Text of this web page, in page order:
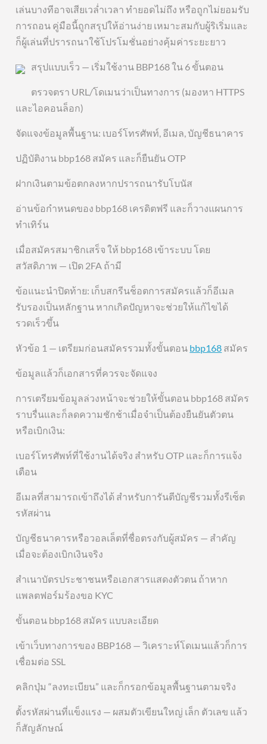
เล่นบางทีอาจเสียเวล่ำเวลา ทำยอดไม่ถึง หรือถูกไม่ยอมรับ
การถอน คู่มือนี้ถูกสรุปให้อ่านง่าย เหมาะสมกับผู้ริเริ่มและ
ก็ผู้เล่นที่ปรารถนาใช้โปรโมชั่นอย่างคุ้มค่าระยะยาว
สรุปแบบเร็ว — เริ่มใช้งาน BBP168 ใน 6 ขั้นตอน
ตรวจตรา URL/โดเมนว่าเป็นทางการ (มองหา HTTPS
และไอคอนล็อก)
จัดแจงข้อมูลพื้นฐาน: เบอร์โทรศัพท์, อีเมล, บัญชีธนาคาร
ปฏิบัติงาน bbp168 สมัคร และก็ยืนยัน OTP
ฝากเงินตามข้อตกลงหากปรารถนารับโบนัส
อ่านข้อกำหนดของ bbp168 เครดิตฟรี และก็วางแผนการ
ทำเทิร์น
เมื่อสมัครสมาชิกเสร็จ ให้ bbp168 เข้าระบบ โดย
สวัสดิภาพ — เปิด 2FA ถ้ามี
ข้อแนะนำปิดท้าย: เก็บสกรีนช็อตการสมัครแล้วก็อีเมล
รับรองเป็นหลักฐาน หากเกิดปัญหาจะช่วยให้แก้ไขได้
รวดเร็วขึ้น
หัวข้อ 1 — เตรียมก่อนสมัครรวมทั้งขั้นตอน bbp168 สมัคร
ข้อมูลแล้วก็เอกสารที่ควรจะจัดแจง
การเตรียมข้อมูลล่วงหน้าจะช่วยให้ขั้นตอน bbp168 สมัคร
ราบรื่นและก็ลดความชักช้าเมื่อจำเป็นต้องยืนยันตัวตน
หรือเบิกเงิน:
เบอร์โทรศัพท์ที่ใช้งานได้จริง สำหรับ OTP และก็การแจ้ง
เตือน
อีเมลที่สามารถเข้าถึงได้ สำหรับการันตีบัญชีรวมทั้งรีเซ็ต
รหัสผ่าน
บัญชีธนาคารหรือวอลเล็ตที่ชื่อตรงกับผู้สมัคร — สำคัญ
เมื่อจะต้องเบิกเงินจริง
สำเนาบัตรประชาชนหรือเอกสารแสดงตัวตน ถ้าหาก
แพลตฟอร์มร้องขอ KYC
ขั้นตอน bbp168 สมัคร แบบละเอียด
เข้าเว็บทางการของ BBP168 — วิเคราะห์โดเมนแล้วก็การ
เชื่อมต่อ SSL
คลิกปุ่ม “ลงทะเบียน” และก็กรอกข้อมูลพื้นฐานตามจริง
ตั้งรหัสผ่านที่แข็งแรง — ผสมตัวเขียนใหญ่ เล็ก ตัวเลข แล้ว
ก็สัญลักษณ์